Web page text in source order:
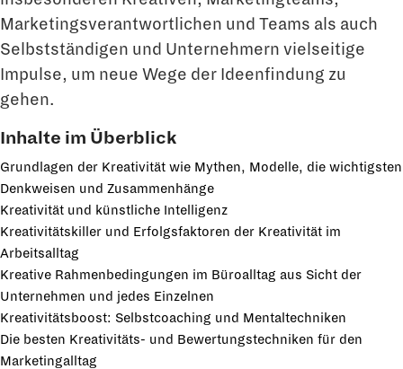
Marketingsverantwortlichen und Teams als auch
Selbstständigen und Unternehmern vielseitige
Impulse, um neue Wege der Ideenfindung zu
gehen.
Inhalte im Überblick
Grundlagen der Kreativität wie Mythen, Modelle, die wichtigsten
Denkweisen und Zusammenhänge
Kreativität und künstliche Intelligenz
Kreativitätskiller und Erfolgsfaktoren der Kreativität im
Arbeitsalltag
Kreative Rahmenbedingungen im Büroalltag aus Sicht der
Unternehmen und jedes Einzelnen
Kreativitätsboost: Selbstcoaching und Mentaltechniken
Die besten Kreativitäts- und Bewertungstechniken für den
Marketingalltag